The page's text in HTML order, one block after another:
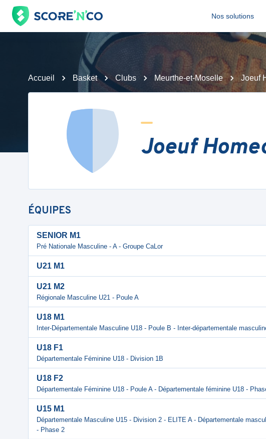
Nos solutions
Accueil Basket Clubs Meurthe-et-Moselle Joeuf
Joeuf
ÉQUIPES
SENIOR M1
Pré Nationale Masculine - A - Groupe CaLor
U21 M1
U21 M2
Régionale Masculine U21 - Poule A
U18 M1
Inter-Départementale Masculine U18 - Poule B - Inter-départementale
U18 F1
Départementale Féminine U18 - Division 1B
U18 F2
Départementale Féminine U18 - Poule A - Départementale féminine U18 -
U15 M1
Départementale Masculine U15 - Division 2 - ELITE A - Départementale
- Phase 2